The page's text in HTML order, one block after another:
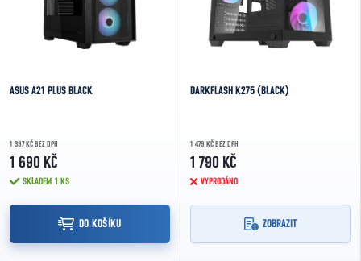
ASUS A21 PLUS BLACK
1 397 KČ BEZ DPH
1 690 KČ
SKLADEM 1 KS
DO KOŠÍKU
DARKFLASH K275 (BLACK)
1 479 KČ BEZ DPH
1 790 KČ
VYPRODÁNO
ZOBRAZIT